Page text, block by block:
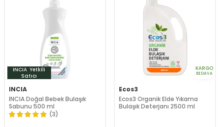
INCIA Yetkili
Satıcı
INCIA
INCIA Doğal Bebek Bulaşık
Sabunu 500 ml
(3)
KARGO
BEDAVA
Ecos3
Ecos3 Organik Elde Yıkama
Bulaşık Deterjanı 2500 ml